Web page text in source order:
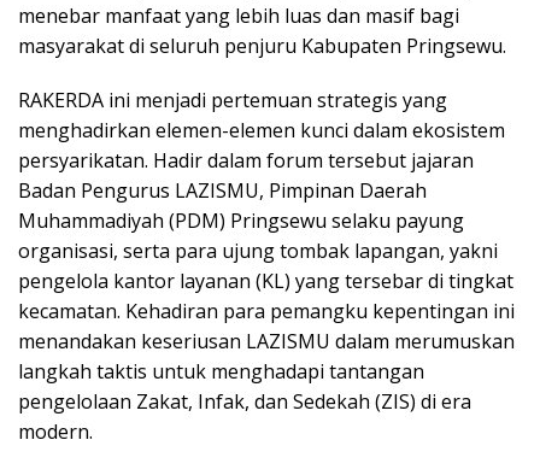
menebar manfaat yang lebih luas dan masif bagi
masyarakat di seluruh penjuru Kabupaten Pringsewu.
RAKERDA ini menjadi pertemuan strategis yang
menghadirkan elemen-elemen kunci dalam ekosistem
persyarikatan. Hadir dalam forum tersebut jajaran
Badan Pengurus LAZISMU, Pimpinan Daerah
Muhammadiyah (PDM) Pringsewu selaku payung
organisasi, serta para ujung tombak lapangan, yakni
pengelola kantor layanan (KL) yang tersebar di tingkat
kecamatan. Kehadiran para pemangku kepentingan ini
menandakan keseriusan LAZISMU dalam merumuskan
langkah taktis untuk menghadapi tantangan
pengelolaan Zakat, Infak, dan Sedekah (ZIS) di era
modern.